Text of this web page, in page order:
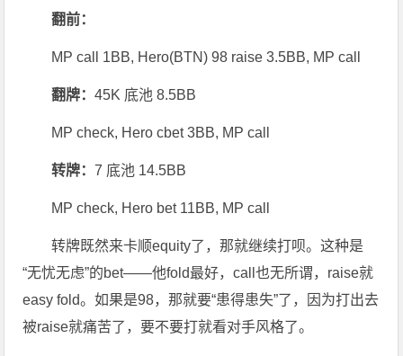
翻前：
MP call 1BB, Hero(BTN) 98 raise 3.5BB, MP call
翻牌：45K 底池 8.5BB
MP check, Hero cbet 3BB, MP call
转牌：7 底池 14.5BB
MP check, Hero bet 11BB, MP call
转牌既然来卡顺equity了，那就继续打呗。这种是
“无忧无虑”的bet——他fold最好，call也无所谓，raise就
easy fold。如果是98，那就要“患得患失”了，因为打出去
被raise就痛苦了，要不要打就看对手风格了。